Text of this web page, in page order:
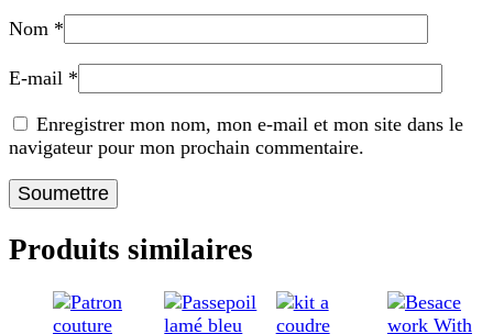
Nom *
E-mail *
Enregistrer mon nom, mon e-mail et mon site dans le
navigateur pour mon prochain commentaire.
Produits similaires